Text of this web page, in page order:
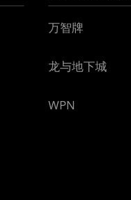
万智牌
龙与地下城
WPN